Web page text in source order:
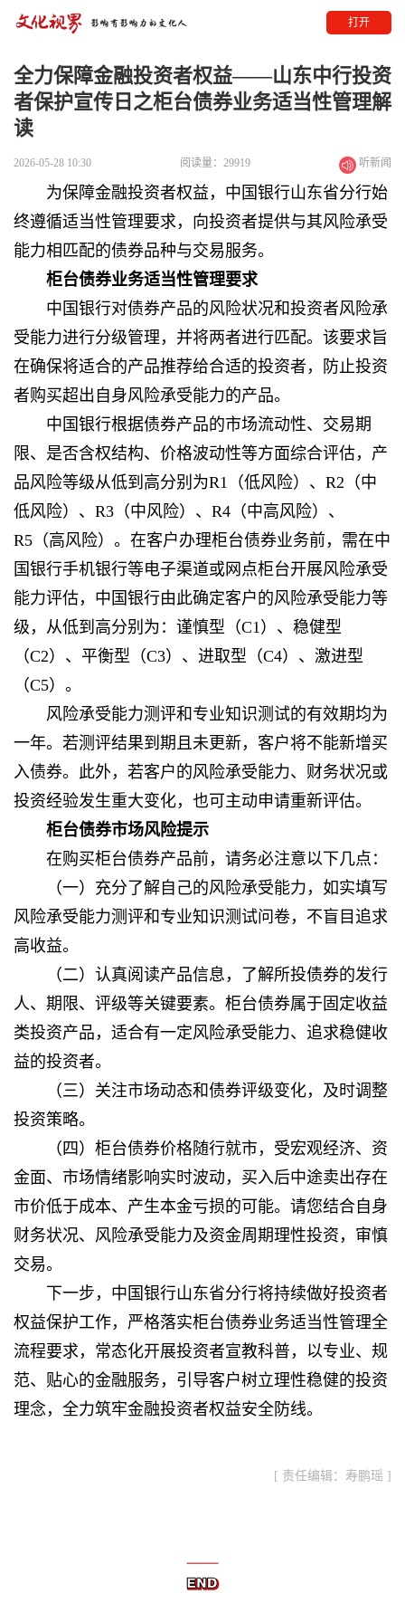
打开
全力保障金融投资者权益——山东中行投资
者保护宣传日之柜台债券业务适当性管理解
读
2026-05-28 10:30 阅读量：29919 听新闻
为保障金融投资者权益，中国银行山东省分行始
终遵循适当性管理要求，向投资者提供与其风险承受
能力相匹配的债券品种与交易服务。
柜台债券业务适当性管理要求
中国银行对债券产品的风险状况和投资者风险承
受能力进行分级管理，并将两者进行匹配。该要求旨
在确保将适合的产品推荐给合适的投资者，防止投资
者购买超出自身风险承受能力的产品。
中国银行根据债券产品的市场流动性、交易期
限、是否含权结构、价格波动性等方面综合评估，产
品风险等级从低到高分别为R1（低风险）、R2（中
低风险）、R3（中风险）、R4（中高风险）、
R5（高风险）。在客户办理柜台债券业务前，需在中
国银行手机银行等电子渠道或网点柜台开展风险承受
能力评估，中国银行由此确定客户的风险承受能力等
级，从低到高分别为：谨慎型（C1）、稳健型
（C2）、平衡型（C3）、进取型（C4）、激进型
（C5）。
风险承受能力测评和专业知识测试的有效期均为
一年。若测评结果到期且未更新，客户将不能新增买
入债券。此外，若客户的风险承受能力、财务状况或
投资经验发生重大变化，也可主动申请重新评估。
柜台债券市场风险提示
在购买柜台债券产品前，请务必注意以下几点：
（一）充分了解自己的风险承受能力，如实填写
风险承受能力测评和专业知识测试问卷，不盲目追求
高收益。
（二）认真阅读产品信息，了解所投债券的发行
人、期限、评级等关键要素。柜台债券属于固定收益
类投资产品，适合有一定风险承受能力、追求稳健收
益的投资者。
（三）关注市场动态和债券评级变化，及时调整
投资策略。
（四）柜台债券价格随行就市，受宏观经济、资
金面、市场情绪影响实时波动，买入后中途卖出存在
市价低于成本、产生本金亏损的可能。请您结合自身
财务状况、风险承受能力及资金周期理性投资，审慎
交易。
下一步，中国银行山东省分行将持续做好投资者
权益保护工作，严格落实柜台债券业务适当性管理全
流程要求，常态化开展投资者宣教科普，以专业、规
范、贴心的金融服务，引导客户树立理性稳健的投资
理念，全力筑牢金融投资者权益安全防线。
[ 责任编辑：寿鹏瑶 ]